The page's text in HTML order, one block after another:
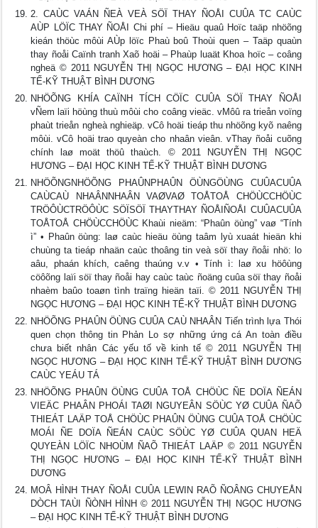
2. CAÙC VAÁN ÑEÀ VEÀ SÖÏ THAY ÑOÅI CUÛA TC CAÙC
AÙP LÖÏC THAY ÑOÅI Chi phí – Hieäu quaû Hoïc taäp nhöõng
kieán thöùc môùi AÙp löïc Phaù boû Thoùi quen – Taäp quaùn
thay ñoåi Caïnh tranh Xaõ hoäi – Phaùp luaät Khoa hoïc – coâng
ngheä © 2011 NGUYỄN THỊ NGỌC HƯƠNG – ĐẠI HỌC KINH
TẾ-KỸ THUẬT BÌNH DƯƠNG
NHÖÕNG KHÍA CAÏNH TÍCH CÖÏC CUÛA SÖÏ THAY ÑOÅI
vÑem laïi höùng thuù môùi cho coâng vieäc. vMôû ra trieån voïng
phaùt trieån ngheà nghieäp. vCô hoäi tieáp thu nhöõng kyõ naêng
môùi. vCô hoäi trao quyeàn cho nhaân vieân. vThay ñoåi cuõng
chính laø moät thöû thaùch. © 2011 NGUYỄN THỊ NGỌC
HƯƠNG – ĐẠI HỌC KINH TẾ-KỸ THUẬT BÌNH DƯƠNG
NHÖÕNGNHÖÕNG PHAÛNPHAÛN ÖÙNGÖÙNG CUÛACUÛA
CAÙCAÙ NHAÂNNHAÂN VAØVAØ TOÅTOÅ CHÖÙCCHÖÙC
TRÖÔÙCTRÖÔÙC SÖÏSÖÏ THAYTHAY ÑOÅIÑOÅI CUÛACUÛA
TOÅTOÅ CHÖÙCCHÖÙC Khaùi nieäm: “Phaûn öùng” vaø “Tính
ì” • Phaûn öùng: laø caùc hieäu öùng taâm lyù xuaát hieän khi
chuùng ta tieáp nhaän caùc thoâng tin veà söï thay ñoåi nhö: lo
aâu, phaán khích, caêng thaúng v.v • Tính ì: laø xu höôùng
cöôõng laïi söï thay ñoåi hay caùc taùc ñoäng cuûa söï thay ñoåi
nhaèm baûo toaøn tình traïng hieän taïi. © 2011 NGUYỄN THỊ
NGỌC HƯƠNG – ĐẠI HỌC KINH TẾ-KỸ THUẬT BÌNH DƯƠNG
NHÖÕNG PHAÛN ÖÙNG CUÛA CAÙ NHAÂN Tiến trình lựa Thói
quen chọn thông tin Phản Lo sợ những ứng cá An toàn điều
chưa biết nhân Các yếu tố về kinh tế © 2011 NGUYỄN THỊ
NGỌC HƯƠNG – ĐẠI HỌC KINH TẾ-KỸ THUẬT BÌNH DƯƠNG
CAÙC YEÁU TÁ
NHÖÕNG PHAÛN ÖÙNG CUÛA TOÅ CHÖÙC ÑE DOÏA ÑEÁN
VIEÄC PHAÂN PHOÁI TAØI NGUYEÂN SÖÙC YØ CUÛA ÑAÕ
THIEÁT LAÄP TOÅ CHÖÙC PHAÛN ÖÙNG CUÛA TOÅ CHÖÙC
MOÁI ÑE DOÏA ÑEÁN CAÙC SÖÙC YØ CUÛA QUAN HEÄ
QUYEÀN LÖÏC NHOÙM ÑAÕ THIEÁT LAÄP © 2011 NGUYỄN
THỊ NGỌC HƯƠNG – ĐẠI HỌC KINH TẾ-KỸ THUẬT BÌNH
DƯƠNG
MOÂ HÌNH THAY ÑOÅI CUÛA LEWIN RAÕ ÑOÂNG CHUYEÅN
DÒCH TAÙI ÑÒNH HÌNH © 2011 NGUYỄN THỊ NGỌC HƯƠNG
– ĐẠI HỌC KINH TẾ-KỸ THUẬT BÌNH DƯƠNG